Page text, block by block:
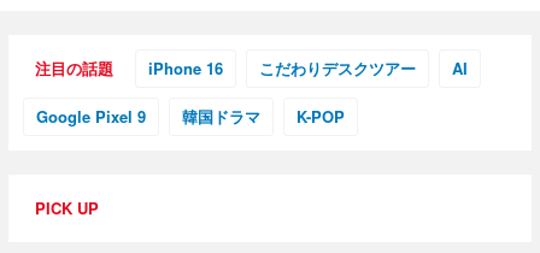
注目の話題 iPhone 16 こだわりデスクツアー AI
Google Pixel 9 韓国ドラマ K-POP
PICK UP